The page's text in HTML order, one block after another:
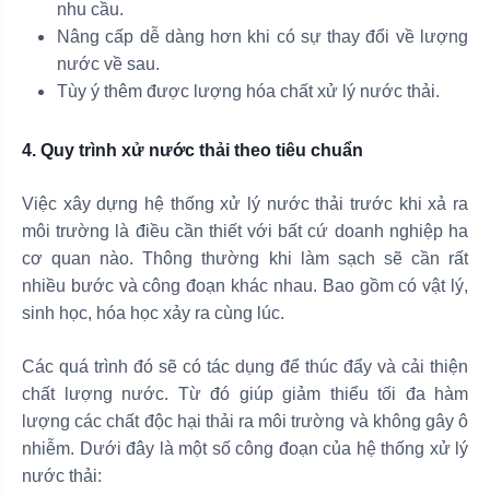
nhu cầu.
Nâng cấp dễ dàng hơn khi có sự thay đổi về lượng
nước về sau.
Tùy ý thêm được lượng hóa chất xử lý nước thải.
4. Quy trình xử nước thải theo tiêu chuẩn
Việc xây dựng hệ thống xử lý nước thải trước khi xả ra
môi trường là điều cần thiết với bất cứ doanh nghiệp ha
cơ quan nào. Thông thường khi làm sạch sẽ cần rất
nhiều bước và công đoạn khác nhau. Bao gồm có vật lý,
sinh học, hóa học xảy ra cùng lúc.
Các quá trình đó sẽ có tác dụng để thúc đẩy và cải thiện
chất lượng nước. Từ đó giúp giảm thiểu tối đa hàm
lượng các chất độc hại thải ra môi trường và không gây ô
nhiễm. Dưới đây là một số công đoạn của hệ thống xử lý
nước thải: